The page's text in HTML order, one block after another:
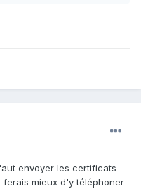
envoyer les certificats
ferais mieux d'y téléphoner